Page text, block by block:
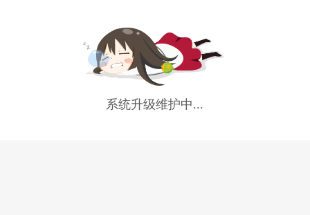
系统升级维护中...